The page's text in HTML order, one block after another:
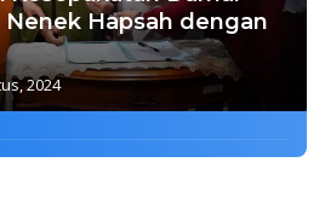
Hapsah dengan
2024